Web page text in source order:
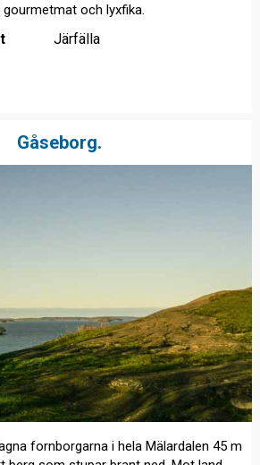
gourmetmat och lyxfika.
Järfälla
Gåseborg.
fornborgarna i hela Mälardalen 45 m